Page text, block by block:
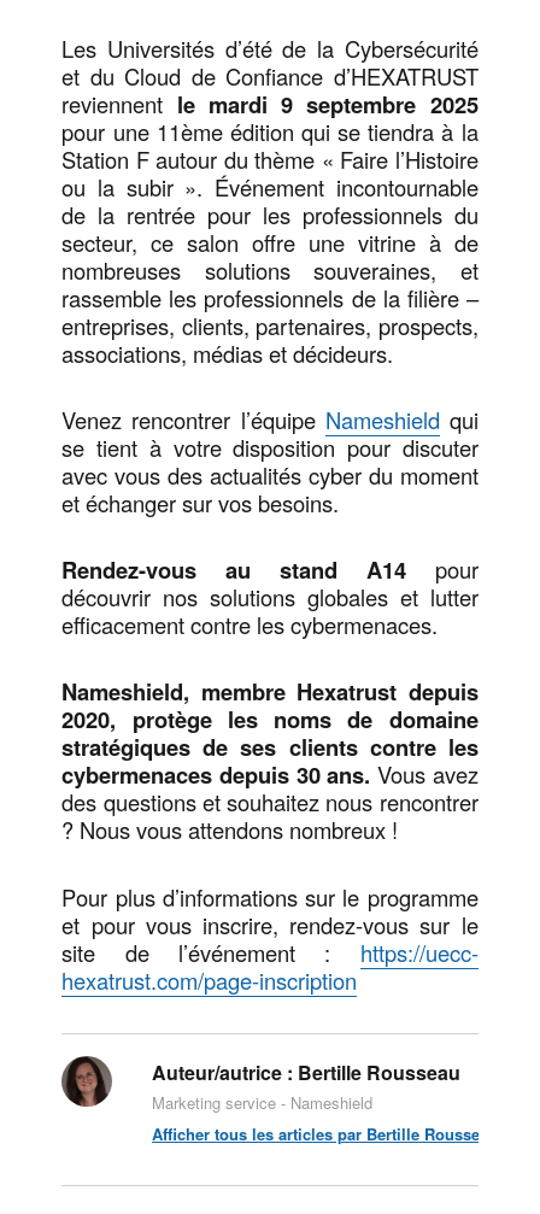
Les Universités d’été de la Cybersécurité
et du Cloud de Confiance d’HEXATRUST
reviennent le mardi 9 septembre 2025
pour une 11ème édition qui se tiendra à la
Station F autour du thème « Faire l’Histoire
ou la subir ». Événement incontournable
de la rentrée pour les professionnels du
secteur, ce salon offre une vitrine à de
nombreuses solutions souveraines, et
rassemble les professionnels de la filière –
entreprises, clients, partenaires, prospects,
associations, médias et décideurs.
Venez rencontrer l’équipe Nameshield qui
se tient à votre disposition pour discuter
avec vous des actualités cyber du moment
et échanger sur vos besoins.
Rendez-vous au stand A14pour
découvrir nos solutions globales et lutter
efficacement contre les cybermenaces.
Nameshield, membre Hexatrust depuis
2020, protège les noms de domaine
stratégiques de ses clients contre les
cybermenaces depuis 30 ans. Vous avez
des questions et souhaitez nous rencontrer
? Nous vous attendons nombreux !
Pour plus d’informations sur le programme
et pour vous inscrire, rendez-vous sur le
site de l’événement : https://uecc-
hexatrust.com/page-inscription
Auteur/autrice : Bertille Rousseau
Marketing service - Nameshield
Afficher tous les articles par Bertille Rousseau